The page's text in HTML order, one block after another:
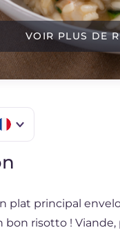
VOIR PLUS DE
DE
plat principal
risotto !